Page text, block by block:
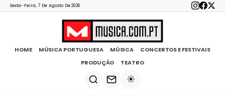
Sexta-Feira, 7 De Agosto De 2026
HOME MÚSICA PORTUGUESA MÚSICA
CONCERTOS E FESTIVAIS
PRODUÇÃO
TEATRO
☀️